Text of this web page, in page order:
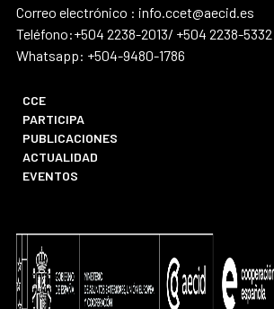
Correo electrónico : info.ccet@aecid.es
Teléfono:+504 2238-2013/ +504 2238-5332
Whatsapp: +504-9480-1786
CCE
PARTICIPA
PUBLICACIONES
ACTUALIDAD
EVENTOS